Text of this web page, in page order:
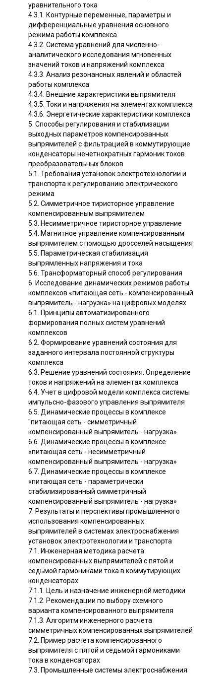
уравнительного тока
4.3.1. Контурные переменные, параметры и
дифференциальные уравнения основного
режима работы комплекса
4.3.2. Система уравнений для численно-
аналитического исследования мгновенных
значений токов и напряжений комплекса
4.3.3. Анализ резонансных явлений и областей
работы комплекса
4.3.4. Внешние характеристики выпрямителя
4.3.5. Токи и напряжения на элементах комплекса
4.3.6. Энергетические характеристики комплекса
5. Способы регулирования и стабилизации
выходных параметров компенсированных
выпрямителей с фильтрацией в коммутирующие
конденсаторы нечетнократных гармоник токов
преобразовательных блоков
5.1. Требования установок электротехнологии и
транспорта к регулированию электрического
режима
5.2. Симметричное тиристорное управление
компенсированным выпрямителем
5.3. Несимметричное тиристорное управление
5.4. Магнитное управление компенсированным
выпрямителем с помощью дросселей насыщения
5.5. Параметрическая стабилизация
выпрямленных напряжения и тока
5.6. Трансформаторный способ регулирования
6. Исследование динамических режимов работы
комплексов «питающая сеть - компенсированный
выпрямитель - нагрузка» на цифровых моделях
6.1. Принципы автоматизированного
формирования полных систем уравнений
комплексов
6.2. Формирование уравнений состояния для
заданного интервала постоянной структуры
комплекса
6.3. Решение уравнений состояния. Определение
токов и напряжений на элементах комплекса
6.4. Учет в цифровой модели комплекса системы
импульсно-фазового управления выпрямителя
6.5. Динамические процессы в комплексе
"питающая сеть - симметричный
компенсированный выпрямитель - нагрузка»
6.6. Динамические процессы в комплексе
«питающая сеть - несимметричный
компенсированный выпрямитель - нагрузка»
6.7. Динамические процессы в комплексе
«питающая сеть - параметрически
стабилизированный симметричный
компенсированный выпрямитель - нагрузка»
7. Результаты и перспективы промышленного
использования компенсированных
выпрямителей в системах электроснабжения
установок электротехнологии и транспорта
7.1. Инженерная методика расчета
компенсированных выпрямителей с пятой и
седьмой гармониками тока в коммутирующих
конденсаторах
7.1.1. Цель и назначение инженерной методики
7.1.2. Рекомендации по выбору схемного
варианта компенсированного выпрямителя
7.1.3. Алгоритм инженерного расчета
симметричных компенсированных выпрямителей
7.2. Пример расчета компенсированного
выпрямителя с пятой и седьмой гармониками
тока в конденсаторах
7.3. Промышленные системы электроснабжения